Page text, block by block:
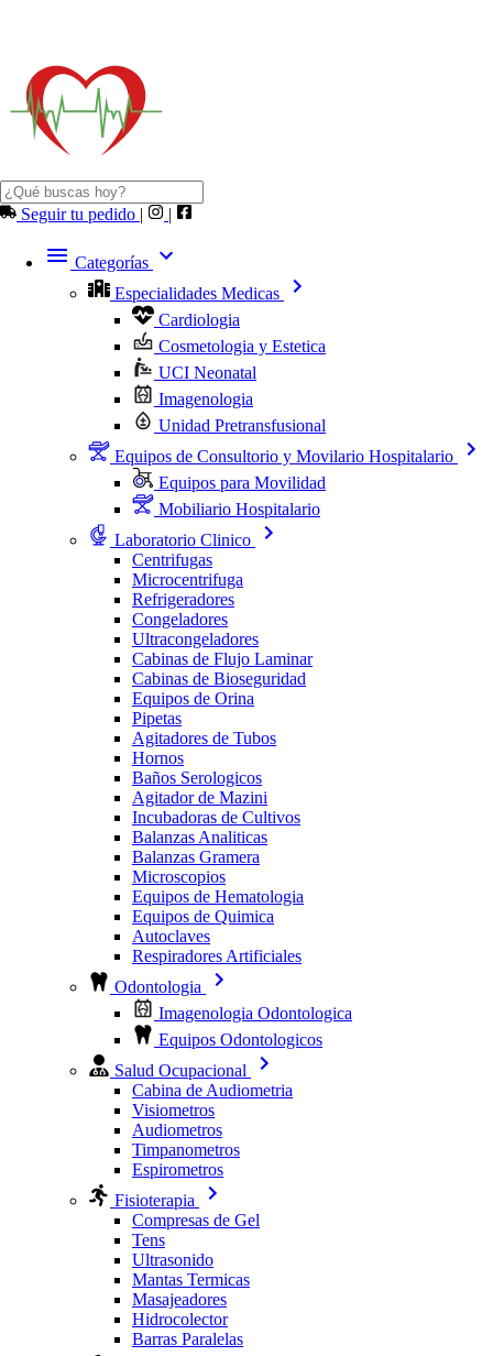
Seguir tu pedido | |
Categorías
Especialidades Medicas
Cardiologia
Cosmetologia y Estetica
UCI Neonatal
Imagenologia
Unidad Pretransfusional
Equipos de Consultorio y Movilario Hospitalario
Equipos para Movilidad
Mobiliario Hospitalario
Laboratorio Clinico
Centrifugas
Microcentrifuga
Refrigeradores
Congeladores
Ultracongeladores
Cabinas de Flujo Laminar
Cabinas de Bioseguridad
Equipos de Orina
Pipetas
Agitadores de Tubos
Hornos
Baños Serologicos
Agitador de Mazini
Incubadoras de Cultivos
Balanzas Analiticas
Balanzas Gramera
Microscopios
Equipos de Hematologia
Equipos de Quimica
Autoclaves
Respiradores Artificiales
Odontologia
Imagenologia Odontologica
Equipos Odontologicos
Salud Ocupacional
Cabina de Audiometria
Visiometros
Audiometros
Timpanometros
Espirometros
Fisioterapia
Compresas de Gel
Tens
Ultrasonido
Mantas Termicas
Masajeadores
Hidrocolector
Barras Paralelas